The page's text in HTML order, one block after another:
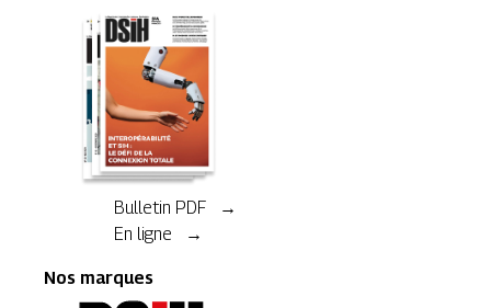
Bulletin PDF →
En ligne →
Nos marques